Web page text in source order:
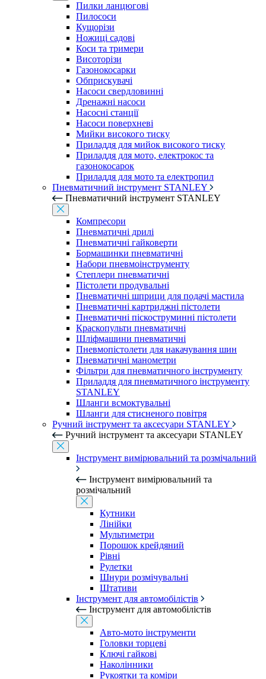
Пилки ланцюгові
Пилососи
Кущорізи
Ножиці садові
Коси та тримери
Висоторізи
Газонокосарки
Обприскувачі
Насоси свердловинні
Дренажні насоси
Насосні станції
Насоси поверхневі
Мийки високого тиску
Приладдя для мийок високого тиску
Приладдя для мото, електрокос та
газонокосарок
Приладдя для мото та електропил
Пневматичний інструмент STANLEY
Пневматичний інструмент STANLEY
Компресори
Пневматичні дрилі
Пневматичні гайковерти
Бормашинки пневматичні
Набори пневмоінструменту
Степлери пневматичні
Пістолети продувальні
Пневматичні шприци для подачі мастила
Пневматичні картриджні пістолети
Пневматичні піскоструминні пістолети
Краскопульти пневматичні
Шліфмашини пневматичні
Пневмопістолети для накачування шин
Пневматичні манометри
Фільтри для пневматичного інструменту
Приладдя для пневматичного інструменту
STANLEY
Шланги всмоктувальні
Шланги для стисненого повітря
Ручний інструмент та аксесуари STANLEY
Ручний інструмент та аксесуари STANLEY
Інструмент вимірювальний та розмічальний
Інструмент вимірювальний та
розмічальний
Кутники
Лінійки
Мультиметри
Порошок крейдяний
Рівні
Рулетки
Шнури розмічувальні
Штативи
Інструмент для автомобілістів
Інструмент для автомобілістів
Авто-мото інструменти
Головки торцеві
Ключі гайкові
Наколінники
Рукоятки та коміри